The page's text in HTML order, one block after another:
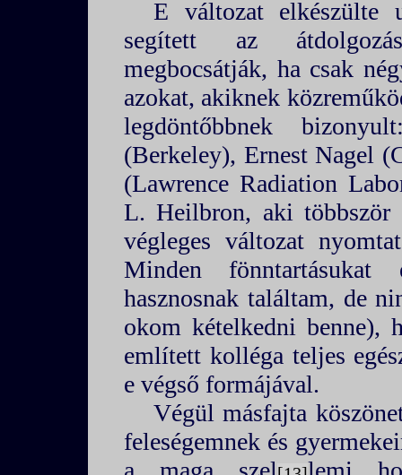
E változat elkészülte
segített az
megbocsátják, ha csak
azokat, akiknek
legdöntőbbnek
(Berkeley), Ernest Nagel
(Lawrence Radiation
L. Heilbron, aki
végleges változat
Minden fönntartásukat
hasznosnak találtam, de
okom kételkedni benne),
említett kolléga teljes
e végső formájával.
Végül másfajta
feleségemnek és